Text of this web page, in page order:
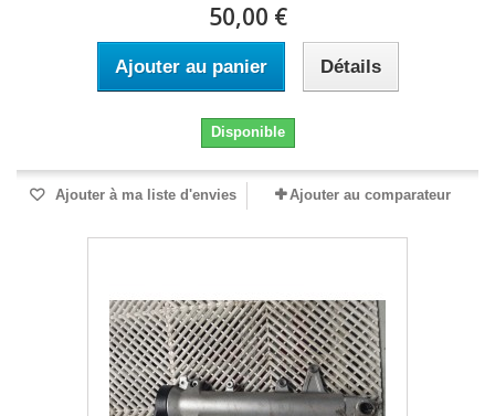
50,00 €
Ajouter au panier Détails
Disponible
Ajouter à ma liste d'envies Ajouter au comparateur